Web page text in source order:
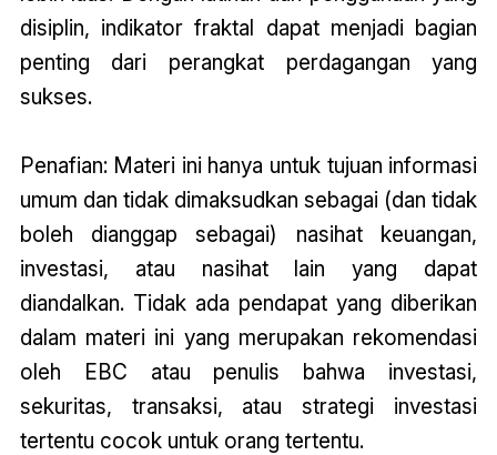
disiplin, indikator fraktal dapat menjadi bagian
penting dari perangkat perdagangan yang
sukses.
Penafian: Materi ini hanya untuk tujuan informasi
umum dan tidak dimaksudkan sebagai (dan tidak
boleh dianggap sebagai) nasihat keuangan,
investasi, atau nasihat lain yang dapat
diandalkan. Tidak ada pendapat yang diberikan
dalam materi ini yang merupakan rekomendasi
oleh EBC atau penulis bahwa investasi,
sekuritas, transaksi, atau strategi investasi
tertentu cocok untuk orang tertentu.